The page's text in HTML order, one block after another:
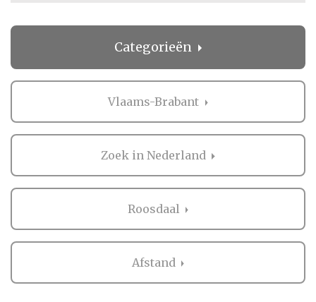
Categorieën
Vlaams-Brabant
Zoek in Nederland
Roosdaal
Afstand